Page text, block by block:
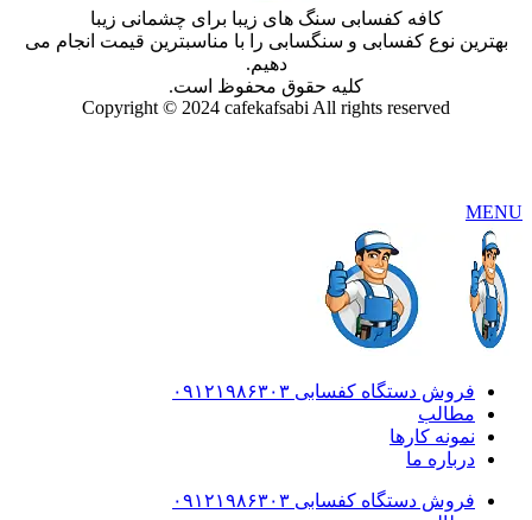
کافه کفسابی سنگ های زیبا برای چشمانی زیبا
بهترین نوع کفسابی و سنگسابی را با مناسبترین قیمت انجام می
دهیم.
کلیه حقوق محفوظ است.
Copyright © 2024 cafekafsabi All rights reserved
MENU
فروش دستگاه کفسابی ۰۹۱۲۱۹۸۶۳۰۳
مطالب
نمونه کارها
درباره ما
فروش دستگاه کفسابی ۰۹۱۲۱۹۸۶۳۰۳